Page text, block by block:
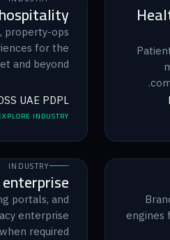
property-ops
for the
and beyond.
UAE PDPL
INDUSTRY
engines
INDUSTRY
portals, and
enterprise
required.